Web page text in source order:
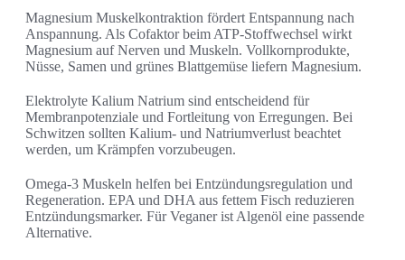
Magnesium Muskelkontraktion fördert Entspannung nach
Anspannung. Als Cofaktor beim ATP-Stoffwechsel wirkt
Magnesium auf Nerven und Muskeln. Vollkornprodukte,
Nüsse, Samen und grünes Blattgemüse liefern Magnesium.
Elektrolyte Kalium Natrium sind entscheidend für
Membranpotenziale und Fortleitung von Erregungen. Bei
Schwitzen sollten Kalium- und Natriumverlust beachtet
werden, um Krämpfen vorzubeugen.
Omega-3 Muskeln helfen bei Entzündungsregulation und
Regeneration. EPA und DHA aus fettem Fisch reduzieren
Entzündungsmarker. Für Veganer ist Algenöl eine passende
Alternative.